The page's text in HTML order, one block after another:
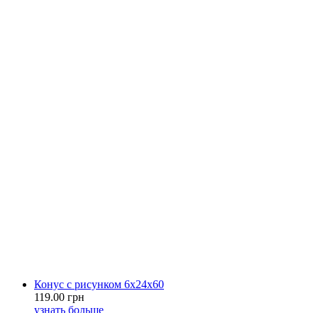
Конус с рисунком 6х24х60
119.00 грн
узнать больше